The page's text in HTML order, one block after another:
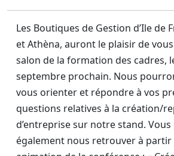
Les Boutiques de Gestion d’Ile de
et Athèna, auront le plaisir de
salon de la formation des cadres,
septembre prochain. Nous
vous orienter et répondre à vos
questions relatives à la création/
d’entreprise sur notre stand.
également nous retrouver à partir